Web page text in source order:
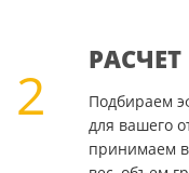
2
РАСЧЕТ
Подбираем
для вашего
принимаем